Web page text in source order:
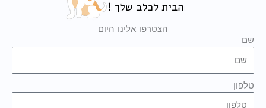
הצטרפו אלינו היום
שם
טלפון